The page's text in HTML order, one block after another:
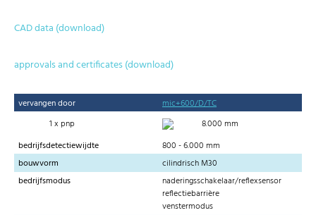
CAD data (download)
approvals and certificates (download)
vervangen door
mic+600/D/TC
1 x pnp
8.000 mm
bedrijfsdetectiewijdte
800 - 6.000 mm
bouwvorm
cilindrisch M30
bedrijfsmodus
naderingsschakelaar/reflexsensor
reflectiebarrière
venstermodus